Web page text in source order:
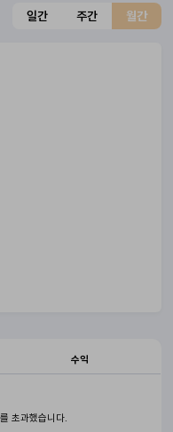
일간 주간 월간
수익
초과했습니다.